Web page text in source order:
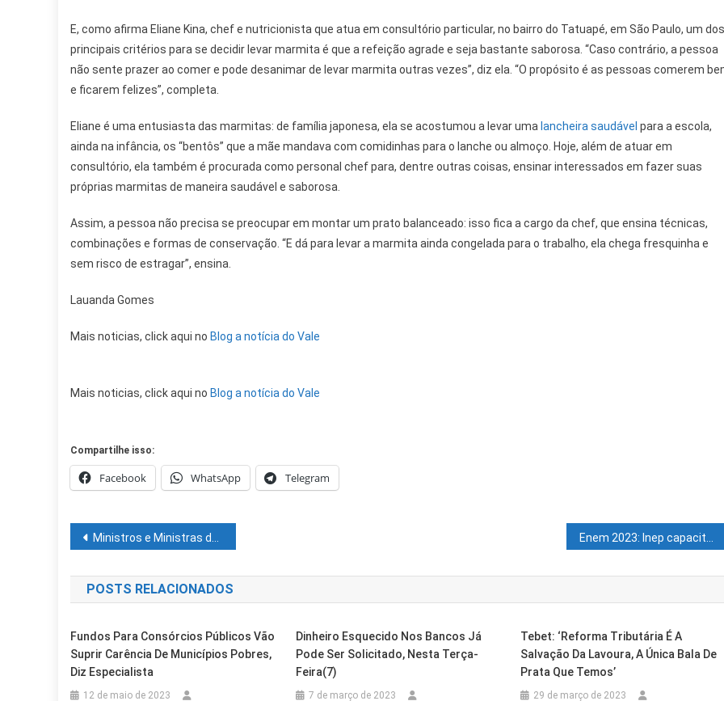
E, como afirma Eliane Kina, chef e nutricionista que atua em consultório particular, no bairro do Tatuapé, em São Paulo, um dos
principais critérios para se decidir levar marmita é que a refeição agrade e seja bastante saborosa. “Caso contrário, a pessoa
não sente prazer ao comer e pode desanimar de levar marmita outras vezes”, diz ela. “O propósito é as pessoas comerem
e ficarem felizes”, completa.
Eliane é uma entusiasta das marmitas: de família japonesa, ela se acostumou a levar uma lancheira saudável para a escola,
ainda na infância, os “bentôs” que a mãe mandava com comidinhas para o lanche ou almoço. Hoje, além de atuar em
consultório, ela também é procurada como personal chef para, dentre outras coisas, ensinar interessados em fazer suas
próprias marmitas de maneira saudável e saborosa.
Assim, a pessoa não precisa se preocupar em montar um prato balanceado: isso fica a cargo da chef, que ensina técnicas,
combinações e formas de conservação. “E dá para levar a marmita ainda congelada para o trabalho, ela chega fresquinha e
sem risco de estragar”, ensina.
Lauanda Gomes
Mais noticias, click aqui no Blog a notícia do Vale
Mais noticias, click aqui no Blog a notícia do Vale
Compartilhe isso:
Facebook WhatsApp Telegram
Navegação
de
Post
Ministros e Ministras da Cultura do G20 vão se encontrar na Bahia, em 2024
POSTS RELACIONADOS
Fundos Para Consórcios Públicos Vão
Suprir Carência De Municípios Pobres,
Diz Especialista
12 de maio de 2023
Dinheiro Esquecido Nos Bancos Já
Pode Ser Solicitado, Nesta Terça-
Feira(7)
7 de março de 2023
Tebet: ‘Reforma Tributária É A
Salvação Da Lavoura, A Única Bala De
Prata Que Temos’
29 de março de 2023